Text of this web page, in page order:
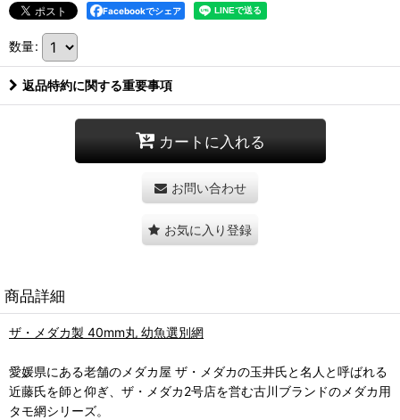
Facebookでシェア
数量:
返品特約に関する重要事項
カートに入れる
お問い合わせ
お気に入り登録
商品詳細
ザ・メダカ製 40mm丸 幼魚選別網
愛媛県にある老舗のメダカ屋 ザ・メダカの玉井氏と名人と呼ばれる
近藤氏を師と仰ぎ、ザ・メダカ2号店を営む古川ブランドのメダカ用
タモ網シリーズ。